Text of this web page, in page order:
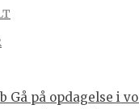
Gå på opdagelse i